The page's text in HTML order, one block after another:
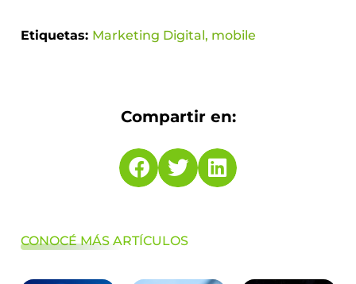
Etiquetas: Marketing Digital, mobile
Compartir en:
CONOCÉ MÁS ARTÍCULOS